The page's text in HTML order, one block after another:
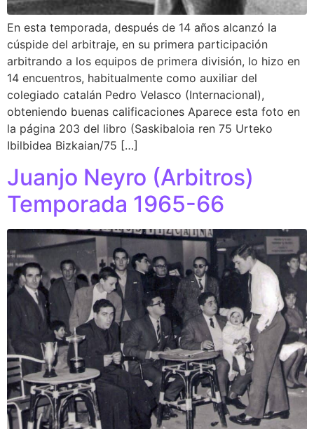
En esta temporada, después de 14 años alcanzó la
cúspide del arbitraje, en su primera participación
arbitrando a los equipos de primera división, lo hizo en
14 encuentros, habitualmente como auxiliar del
colegiado catalán Pedro Velasco (Internacional),
obteniendo buenas calificaciones Aparece esta foto en
la página 203 del libro (Saskibaloia ren 75 Urteko
Ibilbidea Bizkaian/75 […]
Juanjo Neyro (Arbitros)
Temporada 1965-66